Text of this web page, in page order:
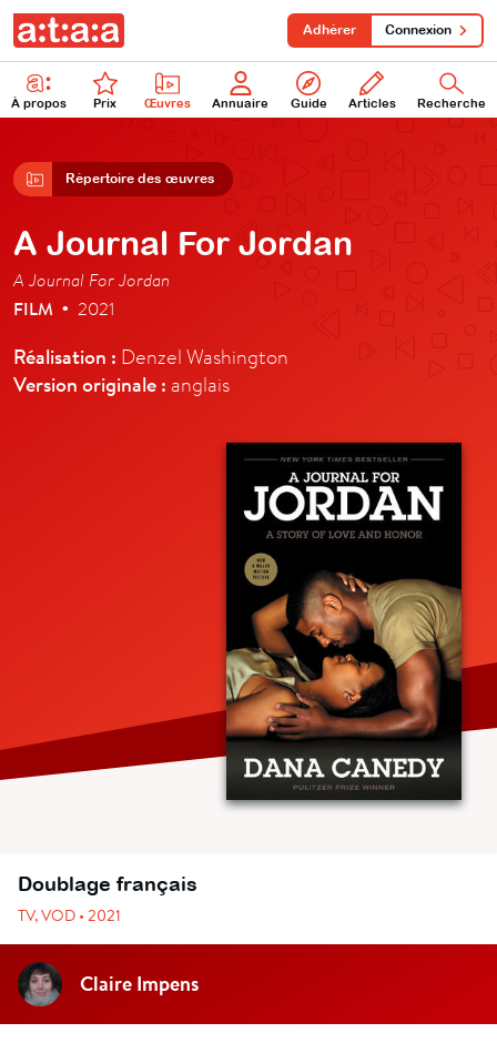
À propos Prix Œuvres Annuaire Guide Articles Recherche
Adhérer Connexion
Répertoire des œuvres
A Journal For Jordan
A Journal For Jordan
FILM • 2021
Réalisation : Denzel Washington
Version originale : anglais
Doublage français
TV, VOD • 2021
Claire Impens